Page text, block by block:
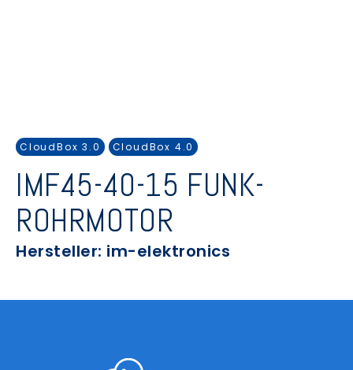
CloudBox 3.0 CloudBox 4.0
IMF45-40-15 FUNK-
ROHRMOTOR
Hersteller: im-elektronics